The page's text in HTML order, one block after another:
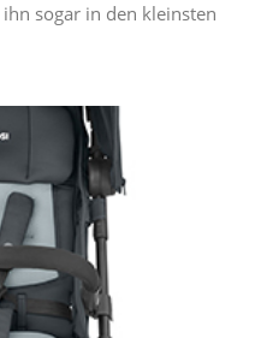
sogar in den kleinsten